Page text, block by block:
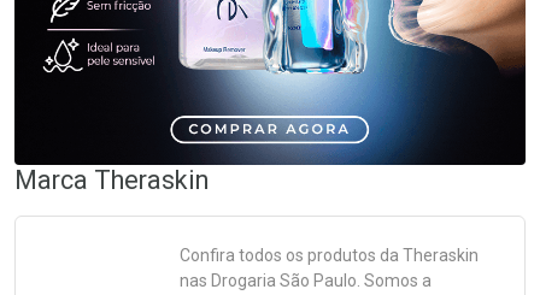
Marca Theraskin
Confira todos os produtos da Theraskin
nas Drogaria São Paulo. Somos a